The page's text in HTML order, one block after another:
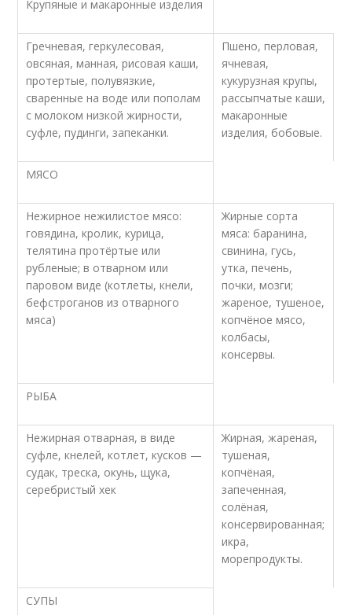
Крупяные и макаронные изделия
Гречневая, геркулесовая,
овсяная, манная, рисовая каши,
протертые, полувязкие,
сваренные на воде или пополам
с молоком низкой жирности,
суфле, пудинги, запеканки.
Пшено, перловая,
ячневая,
кукурузная крупы,
рассыпчатые каши,
макаронные
изделия, бобовые.
МЯСО
Нежирное нежилистое мясо:
говядина, кролик, курица,
телятина протёртые или
рубленые; в отварном или
паровом виде (котлеты, кнели,
бефстроганов из отварного
мяса)
Жирные сорта
мяса: баранина,
свинина, гусь,
утка, печень,
почки, мозги;
жареное, тушеное,
копчёное мясо,
колбасы,
консервы.
РЫБА
Нежирная отварная, в виде
суфле, кнелей, котлет, кусков —
судак, треска, окунь, щука,
серебристый хек
Жирная, жареная,
тушеная,
копчёная,
запеченная,
солёная,
консервированная;
икра,
морепродукты.
СУПЫ